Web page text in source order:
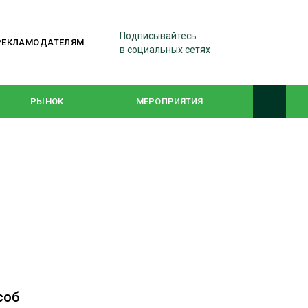
Подписывайтесь
в социальных сетях
РЫНОК МЕРОПРИЯТИЯ